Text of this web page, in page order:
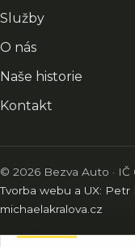
Služby
O nás
Naše historie
Kontakt
© 2026 Bezva Auto · IČ
Tvorba webu a UX: Petr
michaelakralova.cz